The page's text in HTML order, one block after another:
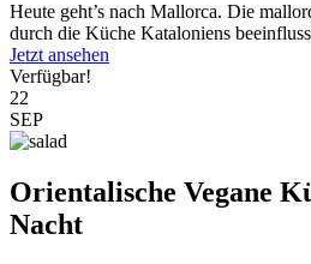
Heute geht’s nach Mallorca. Die
durch die Küche Kataloniens
Jetzt ansehen
Verfügbar!
22
SEP
Orientalische Vegane
Nacht